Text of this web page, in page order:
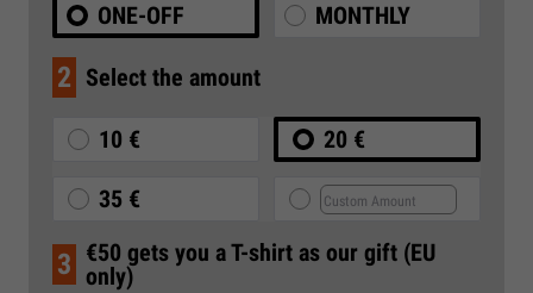
ONE-OFF MONTHLY
2 Select the amount
10 € 20 €
35 €
3 €50 gets you a T-shirt as our gift (EU
only)